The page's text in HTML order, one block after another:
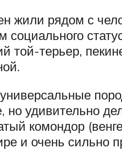
жили рядом с
той-терьер,
удивительно
комондор
и очень сильно